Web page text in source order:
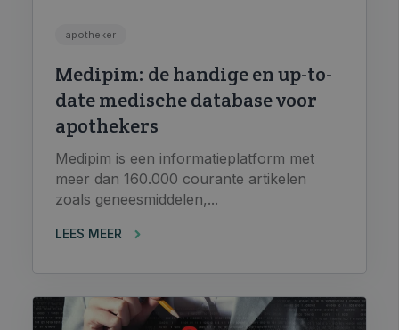
apotheker
Medipim: de handige en up-to-
date medische database voor
apothekers
Medipim is een informatieplatform met
meer dan 160.000 courante artikelen
zoals geneesmiddelen,...
LEES MEER